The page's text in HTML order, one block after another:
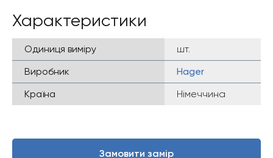
Характеристики
Одиниця виміру
шт.
Виробник
Hager
Країна
Німеччина
Замовити замір